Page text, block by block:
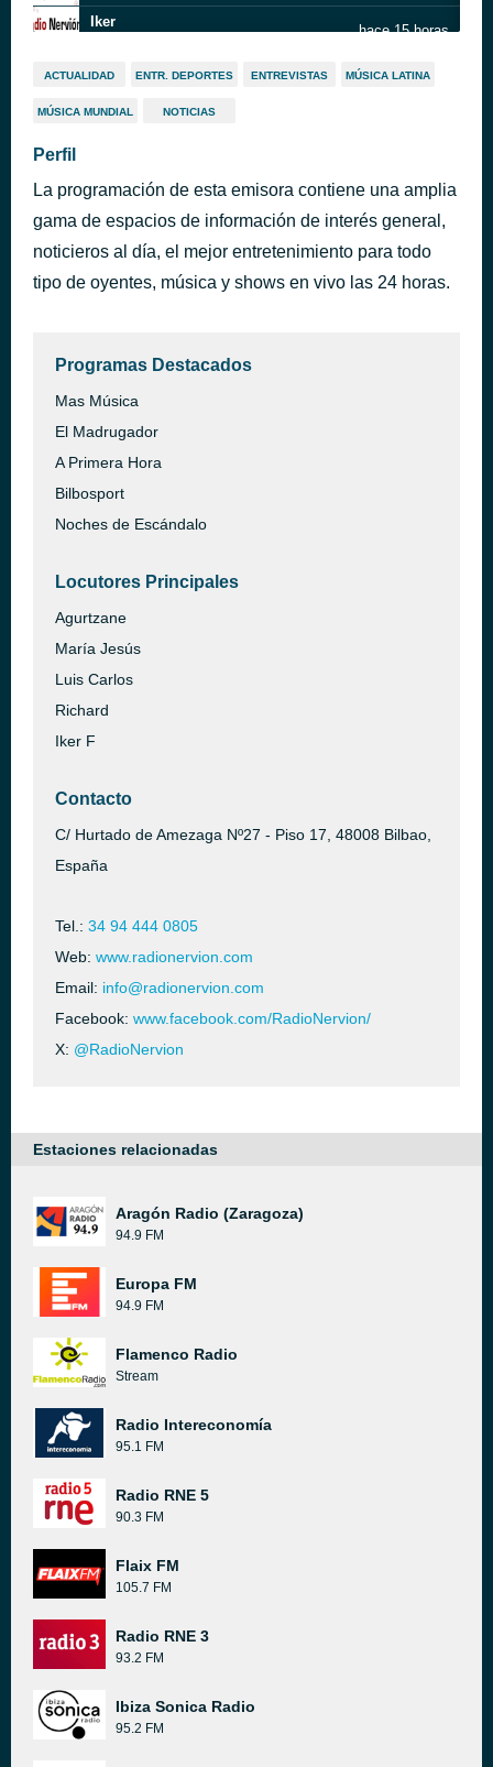
Iker
hace 15 horas
Iker
hace 16 horas
Más música
Más Música
Mar y Cielo
Más Música
hace 1 día
ACTUALIDAD ENTR. DEPORTES ENTREVISTAS MÚSICA LATINA
MÚSICA MUNDIAL NOTICIAS
Perfil
La programación de esta emisora contiene una amplia
gama de espacios de información de interés general,
noticieros al día, el mejor entretenimiento para todo
tipo de oyentes, música y shows en vivo las 24 horas.
Programas Destacados
Mas Música
El Madrugador
A Primera Hora
Bilbosport
Noches de Escándalo
Locutores Principales
Agurtzane
María Jesús
Luis Carlos
Richard
Iker F
Contacto
C/ Hurtado de Amezaga Nº27 - Piso 17, 48008 Bilbao,
España
Tel.: 34 94 444 0805
Web: www.radionervion.com
Email: info@radionervion.com
Facebook: www.facebook.com/RadioNervion/
X: @RadioNervion
Estaciones relacionadas
Aragón Radio (Zaragoza)
94.9 FM
Europa FM
94.9 FM
Flamenco Radio
Stream
Radio Intereconomía
95.1 FM
Radio RNE 5
90.3 FM
Flaix FM
105.7 FM
Radio RNE 3
93.2 FM
Ibiza Sonica Radio
95.2 FM